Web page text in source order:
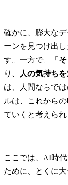
確かに、膨大な
ーンを見つけ出
す。一方で、「
り、
人の気持ち
は、人間ならで
ルは、これから
ていくと考えられ
ここでは、AI時
ために、とくに